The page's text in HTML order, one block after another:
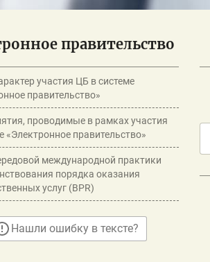
правительство
участия ЦБ в системе
правительство»
проводимые в рамках участия
«Электронное правительство»
международной практики
порядка оказания
услуг (BPR)
Нашли ошибку в тексте?